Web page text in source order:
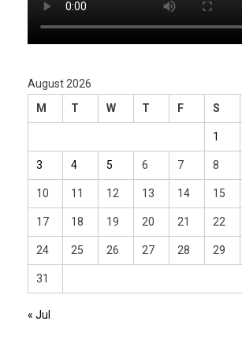
August 2026
M
T W T F S
1
3 4 5 6 7 8
10 11 12 13 14 15
17 18 19 20 21 22
24 25 26 27 28 29
31
« Jul